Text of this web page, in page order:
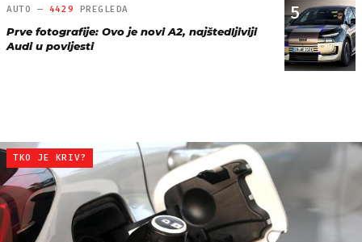
5
AUTO — 4429 PREGLEDA
Prve fotografije: Ovo je novi A2, najštedljiviji
Audi u povijesti
TKO JE KRIV?